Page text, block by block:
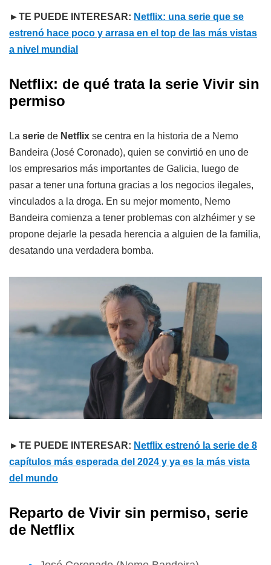
►TE PUEDE INTERESAR: Netflix: una serie que se
estrenó hace poco y arrasa en el top de las más vistas
a nivel mundial
Netflix: de qué trata la serie Vivir sin
permiso
La serie de Netflix se centra en la historia de a Nemo
Bandeira (José Coronado), quien se convirtió en uno de
los empresarios más importantes de Galicia, luego de
pasar a tener una fortuna gracias a los negocios ilegales,
vinculados a la droga. En su mejor momento, Nemo
Bandeira comienza a tener problemas con alzhéimer y se
propone dejarle la pesada herencia a alguien de la familia,
desatando una verdadera bomba.
►TE PUEDE INTERESAR: Netflix estrenó la serie de 8
capítulos más esperada del 2024 y ya es la más vista
del mundo
Reparto de Vivir sin permiso, serie
de Netflix